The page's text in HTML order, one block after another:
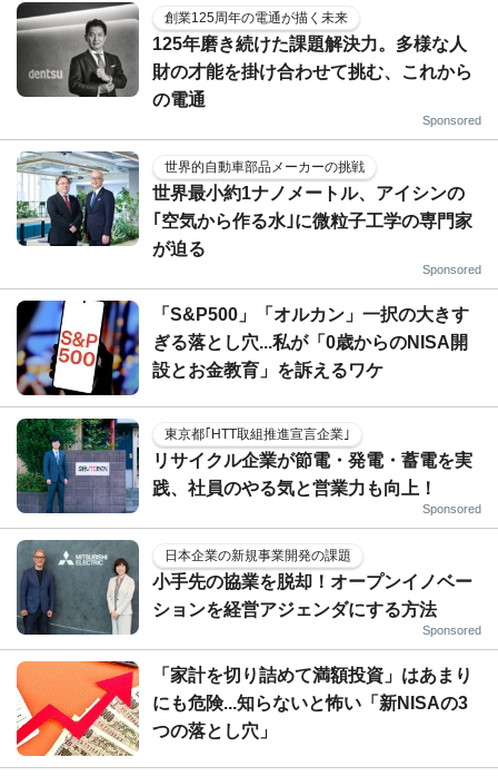
創業125周年の電通が描く未来
125年磨き続けた課題解決力。多様な人
財の才能を掛け合わせて挑む、これから
の電通
Sponsored
世界的自動車部品メーカーの挑戦
世界最小約1ナノメートル、アイシンの
｢空気から作る水｣に微粒子工学の専門家
が迫る
Sponsored
「S&P500」「オルカン」一択の大きす
ぎる落とし穴...私が「0歳からのNISA開
設とお金教育」を訴えるワケ
東京都｢HTT取組推進宣言企業｣
リサイクル企業が節電・発電・蓄電を実
践、社員のやる気と営業力も向上！
Sponsored
日本企業の新規事業開発の課題
小手先の協業を脱却！オープンイノベー
ションを経営アジェンダにする方法
Sponsored
「家計を切り詰めて満額投資」はあまり
にも危険...知らないと怖い「新NISAの3
つの落とし穴」